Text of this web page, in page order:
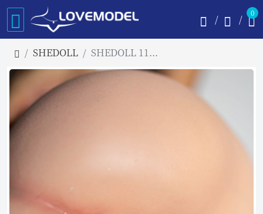
0
SHEDOLL SHEDOLL 11.5kg オナホール お尻 フルシリコン製 リアル塗装付け ヴァギナ構造選択可能 等身大オナホール 大型ホール セクシーオナホール